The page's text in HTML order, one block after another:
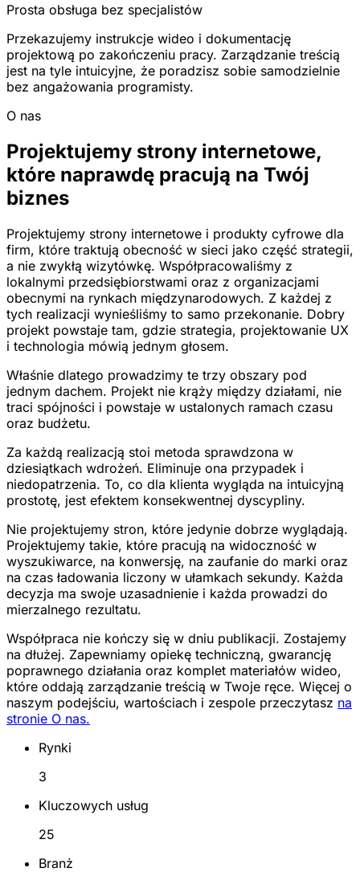
Prosta obsługa bez specjalistów
Przekazujemy instrukcje wideo i dokumentację
projektową po zakończeniu pracy. Zarządzanie treścią
jest na tyle intuicyjne, że poradzisz sobie samodzielnie
bez angażowania programisty.
O nas
Projektujemy strony internetowe,
które naprawdę pracują na Twój
biznes
Projektujemy strony internetowe i produkty cyfrowe dla
firm, które traktują obecność w sieci jako część strategii,
a nie zwykłą wizytówkę. Współpracowaliśmy z
lokalnymi przedsiębiorstwami oraz z organizacjami
obecnymi na rynkach międzynarodowych. Z każdej z
tych realizacji wynieśliśmy to samo przekonanie. Dobry
projekt powstaje tam, gdzie strategia, projektowanie UX
i technologia mówią jednym głosem.
Właśnie dlatego prowadzimy te trzy obszary pod
jednym dachem. Projekt nie krąży między działami, nie
traci spójności i powstaje w ustalonych ramach czasu
oraz budżetu.
Za każdą realizacją stoi metoda sprawdzona w
dziesiątkach wdrożeń. Eliminuje ona przypadek i
niedopatrzenia. To, co dla klienta wygląda na intuicyjną
prostotę, jest efektem konsekwentnej dyscypliny.
Nie projektujemy stron, które jedynie dobrze wyglądają.
Projektujemy takie, które pracują na widoczność w
wyszukiwarce, na konwersję, na zaufanie do marki oraz
na czas ładowania liczony w ułamkach sekundy. Każda
decyzja ma swoje uzasadnienie i każda prowadzi do
mierzalnego rezultatu.
Współpraca nie kończy się w dniu publikacji. Zostajemy
na dłużej. Zapewniamy opiekę techniczną, gwarancję
poprawnego działania oraz komplet materiałów wideo,
które oddają zarządzanie treścią w Twoje ręce. Więcej o
naszym podejściu, wartościach i zespole przeczytasz na
stronie O nas.
Rynki
3
Kluczowych usług
25
Branż